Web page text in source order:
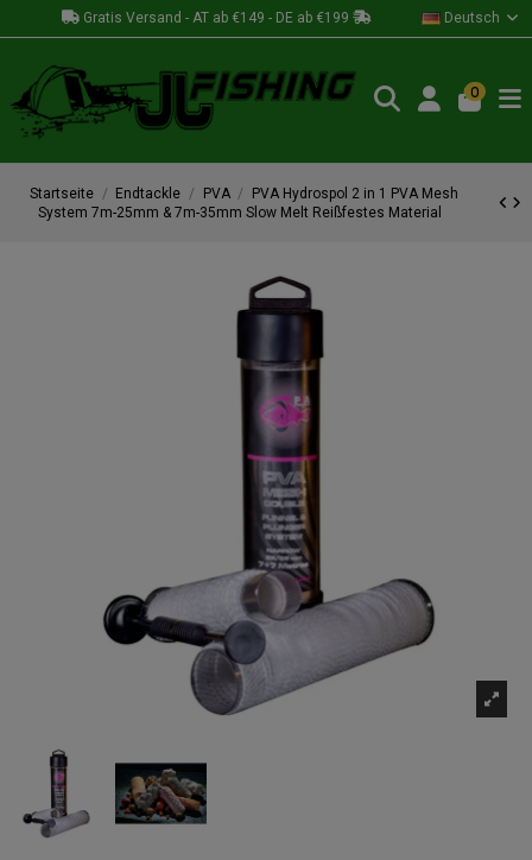
Gratis Versand - AT ab €149 - DE ab €199 Deutsch
0
Startseite Endtackle PVA
PVA Hydrospol 2 in 1 PVA Mesh
System 7m-25mm & 7m-35mm Slow Melt Reißfestes Material